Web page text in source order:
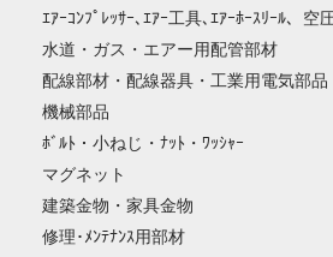
ｴｱｰｺﾝﾌﾟﾚｯｻｰ､ｴｱｰ工具､ｴｱｰﾎｰｽﾘｰﾙ、空
水道・ガス・エアー用配管部材
配線部材・配線器具・工業用電気部品
機械部品
ﾎﾞﾙﾄ・小ねじ・ﾅｯﾄ・ﾜｯｼｬｰ
マグネット
建築金物・家具金物
修理･ﾒﾝﾃﾅﾝｽ用部材